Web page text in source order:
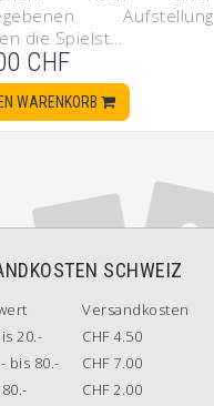
Aufstellung
die Spielst…
CHF
WARENKORB
SCHWEIZ
Versandkosten
20.-
CHF 4.50
bis 80.-
CHF 7.00
CHF 2.00